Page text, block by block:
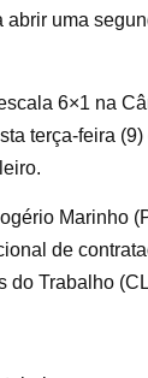
uma
6×1 na
terça-feira
Marinho
de
do Trabalho